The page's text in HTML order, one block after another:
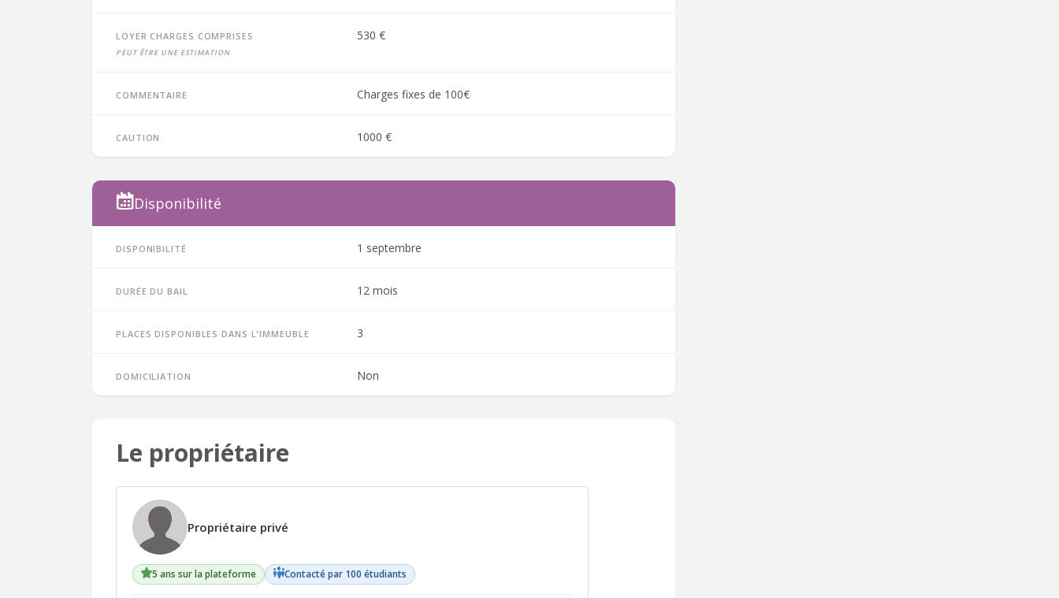
Loyer charges comprises
peut être une estimation
530 €
Commentaire Charges fixes de 100€
Caution 1000 €
Disponibilité
Disponibilité 1 septembre
Durée du bail 12 mois
Places disponibles dans l'immeuble 3
Domiciliation Non
Le propriétaire
Propriétaire privé
5 ans sur la plateforme Contacté par 100 étudiants